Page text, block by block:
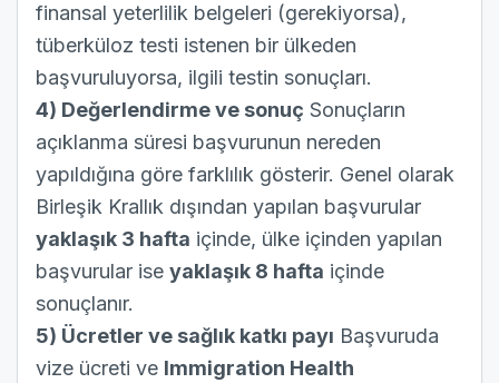
finansal yeterlilik belgeleri (gerekiyorsa),
tüberküloz testi istenen bir ülkeden
başvuruluyorsa, ilgili testin sonuçları.
4) Değerlendirme ve sonuç Sonuçların
açıklanma süresi başvurunun nereden
yapıldığına göre farklılık gösterir. Genel olarak
Birleşik Krallık dışından yapılan başvurular
yaklaşık 3 hafta içinde, ülke içinden yapılan
başvurular ise yaklaşık 8 hafta içinde
sonuçlanır.
5) Ücretler ve sağlık katkı payı Başvuruda
vize ücreti ve Immigration Health